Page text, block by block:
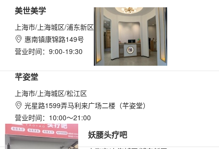
美世美学
上海市/上海城区/浦东新区
 惠南镇康锦路149号
营业时间：9:00-19:30
芊姿堂
上海市/上海城区/松江区
 光星路1599弄马利来广场二楼（芊姿堂）
营业时间：10:00～21:00
妖腰头疗吧